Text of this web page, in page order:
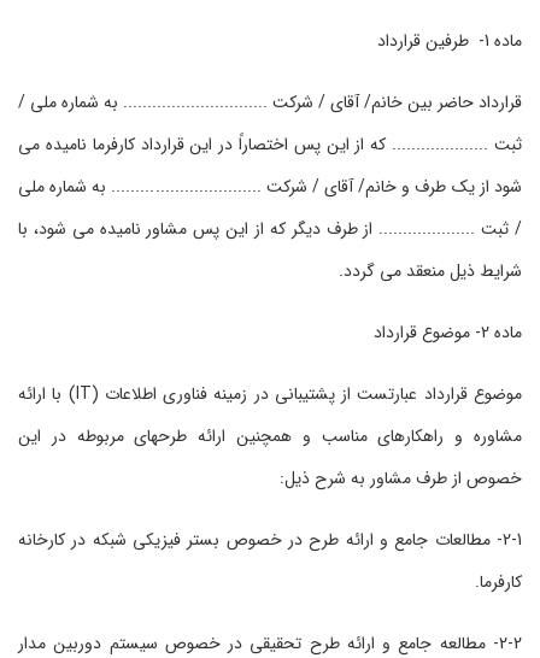
ماده 1- طرفین قرارداد
قرارداد حاضر بین خانم/ آقای / شرکت .............................. به شماره ملی /
ثبت .................... که از این پس اختصاراً در این قرارداد کارفرما نامیده می
شود از یک طرف و خانم/ آقای / شرکت ............................... به شماره ملی
/ ثبت .................... از طرف دیگر که از این پس مشاور نامیده می شود، با
شرایط ذیل منعقد می گردد.
ماده 2- موضوع قرارداد
موضوع قرارداد عبارتست از پشتیبانی در زمینه فناوری اطلاعات (IT) با ارائه
مشاوره و راهکارهای مناسب و همچنین ارائه طرحهای مربوطه در این
خصوص از طرف مشاور به شرح ذیل:
2-1- مطالعات جامع و ارائه طرح در خصوص بستر فیزیکی شبکه در کارخانه
کارفرما.
2-2- مطالعه جامع و ارائه طرح تحقیقی در خصوص سیستم دوربین مدار